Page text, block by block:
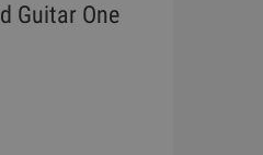
Guitar One